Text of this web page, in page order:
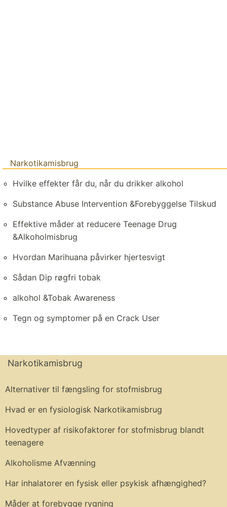
Narkotikamisbrug
Hvilke effekter får du, når du drikker alkohol
Substance Abuse Intervention &Forebyggelse Tilskud
Effektive måder at reducere Teenage Drug
&Alkoholmisbrug
Hvordan Marihuana påvirker hjertesvigt
Sådan Dip røgfri tobak
alkohol &Tobak Awareness
Tegn og symptomer på en Crack User
Narkotikamisbrug
Alternativer til fængsling for stofmisbrug
Hvad er en fysiologisk Narkotikamisbrug
Hovedtyper af risikofaktorer for stofmisbrug blandt
teenagere
Alkoholisme Afvænning
Har inhalatorer en fysisk eller psykisk afhængighed?
Måder at forebygge rygning